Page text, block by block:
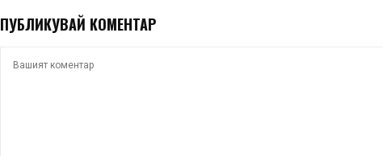
ПУБЛИКУВАЙ КОМЕНТАР